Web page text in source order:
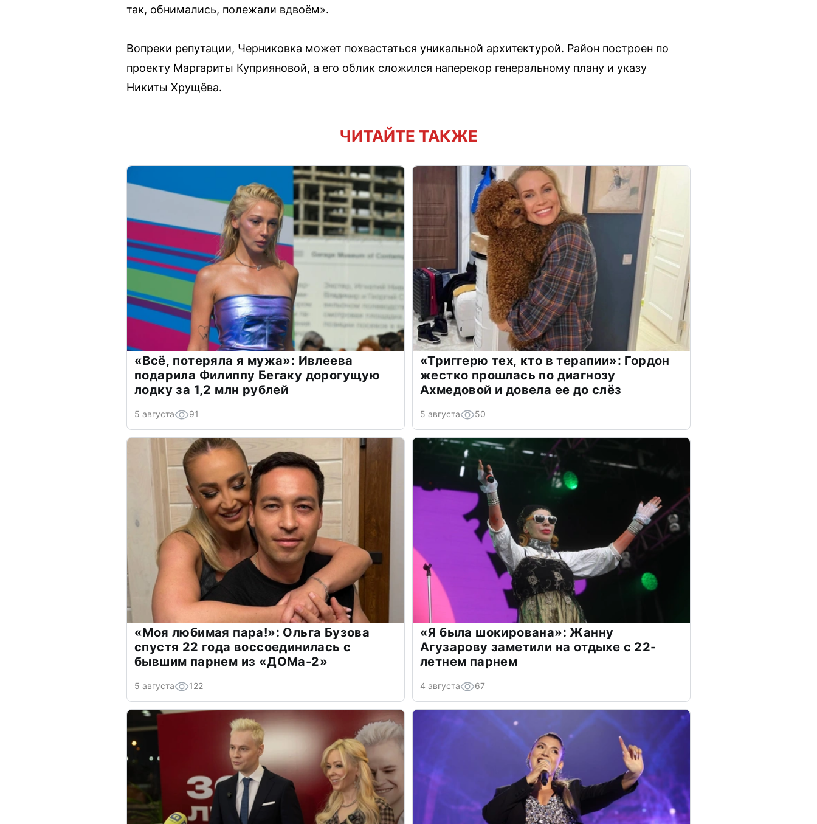
так, обнимались, полежали вдвоём».
Вопреки репутации, Черниковка может похвастаться уникальной архитектурой. Район построен по
проекту Маргариты Куприяновой, а его облик сложился наперекор генеральному плану и указу
Никиты Хрущёва.
ЧИТАЙТЕ ТАКЖЕ
«Всё, потеряла я мужа»: Ивлеева
подарила Филиппу Бегаку дорогущую
лодку за 1,2 млн рублей
5 августа 91
«Триггерю тех, кто в терапии»: Гордон
жестко прошлась по диагнозу
Ахмедовой и довела ее до слёз
5 августа 50
«Моя любимая пара!»: Ольга Бузова
спустя 22 года воссоединилась с
бывшим парнем из «ДОМа-2»
5 августа 122
«Я была шокирована»: Жанну
Агузарову заметили на отдыхе с 22-
летнем парнем
4 августа 67